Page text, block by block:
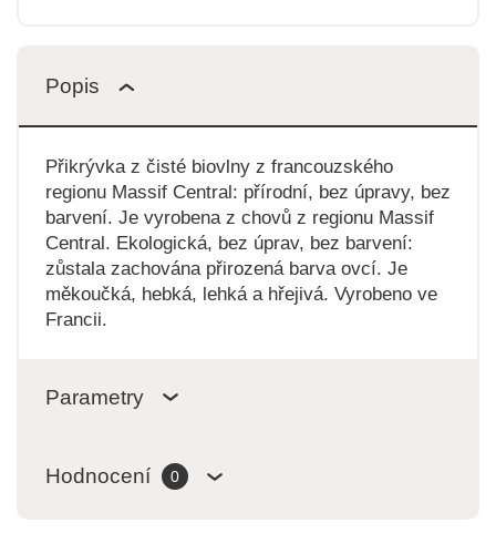
Popis
Přikrývka z čisté biovlny z francouzského
regionu Massif Central: přírodní, bez úpravy, bez
barvení. Je vyrobena z chovů z regionu Massif
Central. Ekologická, bez úprav, bez barvení:
zůstala zachována přirozená barva ovcí. Je
měkoučká, hebká, lehká a hřejivá. Vyrobeno ve
Francii.
Parametry
Hodnocení 0